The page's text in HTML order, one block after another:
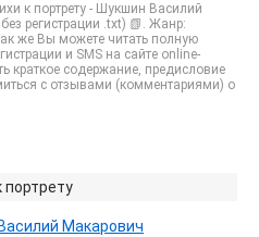
к портрету - Шукшин Василий
регистрации .txt) 📗. Жанр:
же Вы можете читать полную
и SMS на сайте online-
краткое содержание, предисловие
с отзывами (комментариями) о
портрету
Макарович